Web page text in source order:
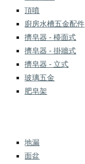
頂噴
廚房水槽五金配件
擠皂器 - 檯面式
擠皂器 - 掛牆式
擠皂器 - 立式
玻璃五金
肥皂架
地漏
面盆